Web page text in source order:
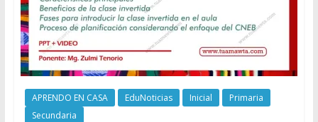
APRENDO EN CASA EduNoticias Inicial
Primaria
Secundaria